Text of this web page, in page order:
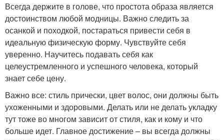
Всегда держите в голове, что простота образа является
достоинством любой модницы. Важно следить за
осанкой и походкой, постараться привести себя в
идеальную физическую форму. Чувствуйте себя
уверенно. Научитесь подавать себя как
целеустремленного и успешного человека, который
знает себе цену.
Важно все: стиль прически, цвет волос, они должны быть
ухоженными и здоровыми. Делать или не делать укладку
тут тоже во многом зависит от стиля, как и кому и что
больше идет. Главное достижение – вы всегда должны